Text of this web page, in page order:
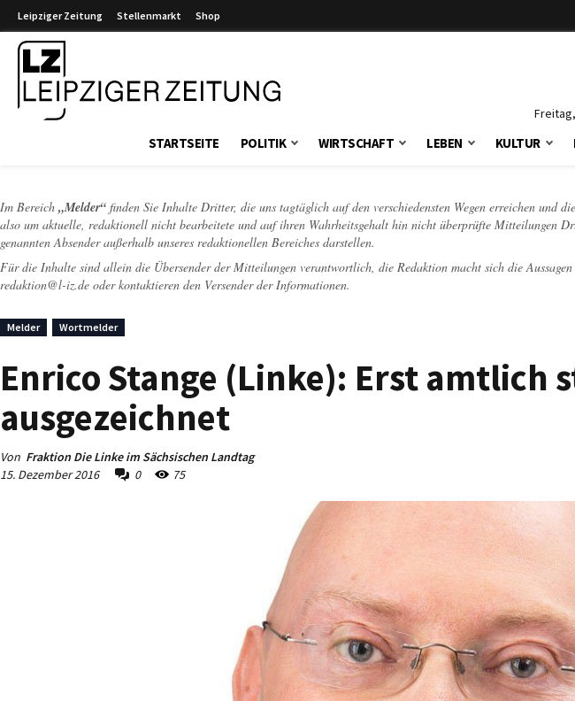
Leipziger Zeitung Stellenmarkt Shop
STARTSEITE POLITIK WIRTSCHAFT LEBEN KULTUR
Im Bereich „Melder“ finden Sie Inhalte Dritter, die uns tagtäglich auf den verschiedensten Wegen erreichen und
also um aktuelle, redaktionell nicht bearbeitete und auf ihren Wahrheitsgehalt hin nicht überprüfte Mitteilungen
genannten Absender außerhalb unseres redaktionellen Bereiches darstellen.
Für die Inhalte sind allein die Übersender der Mitteilungen verantwortlich, die Redaktion macht sich die
redaktion@l-iz.de oder kontaktieren den Versender der Informationen.
Melder Wortmelder
Enrico Stange (Linke): Erst
ausgezeichnet
Von Fraktion Die Linke im Sächsischen Landtag
15. Dezember 2016
0 75